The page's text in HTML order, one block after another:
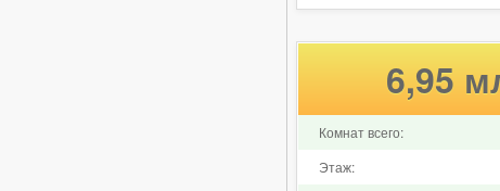
6,95
Комнат всего:
Этаж: